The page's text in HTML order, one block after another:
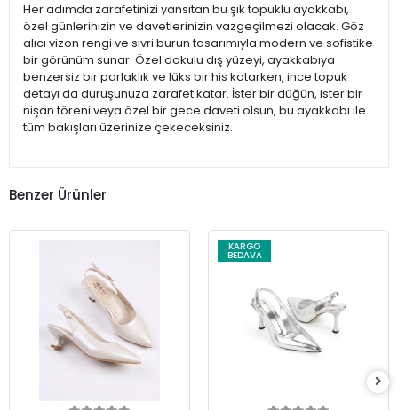
Her adımda zarafetinizi yansıtan bu şık topuklu ayakkabı,
özel günlerinizin ve davetlerinizin vazgeçilmezi olacak. Göz
alıcı vizon rengi ve sivri burun tasarımıyla modern ve sofistike
bir görünüm sunar. Özel dokulu dış yüzeyi, ayakkabıya
benzersiz bir parlaklık ve lüks bir his katarken, ince topuk
detayı da duruşunuza zarafet katar. İster bir düğün, ister bir
nişan töreni veya özel bir gece daveti olsun, bu ayakkabı ile
tüm bakışları üzerinize çekeceksiniz.
Benzer Ürünler
KARGO
BEDAVA